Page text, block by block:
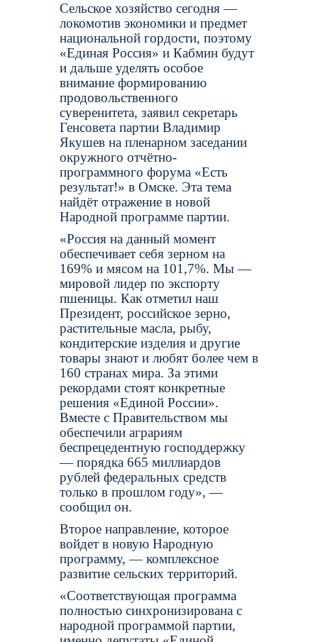
Сельское хозяйство сегодня —
локомотив экономики и предмет
национальной гордости, поэтому
«Единая Россия» и Кабмин будут
и дальше уделять особое
внимание формированию
продовольственного
суверенитета, заявил секретарь
Генсовета партии Владимир
Якушев на пленарном заседании
окружного отчётно-
программного форума «Есть
результат!» в Омске. Эта тема
найдёт отражение в новой
Народной программе партии.
«Россия на данный момент
обеспечивает себя зерном на
169% и мясом на 101,7%. Мы —
мировой лидер по экспорту
пшеницы. Как отметил наш
Президент, российское зерно,
растительные масла, рыбу,
кондитерские изделия и другие
товары знают и любят более чем в
160 странах мира. За этими
рекордами стоят конкретные
решения «Единой России».
Вместе с Правительством мы
обеспечили аграриям
беспрецедентную господдержку
— порядка 665 миллиардов
рублей федеральных средств
только в прошлом году», —
сообщил он.
Второе направление, которое
войдет в новую Народную
программу, — комплексное
развитие сельских территорий.
«Соответствующая программа
полностью синхронизирована с
народной программой партии,